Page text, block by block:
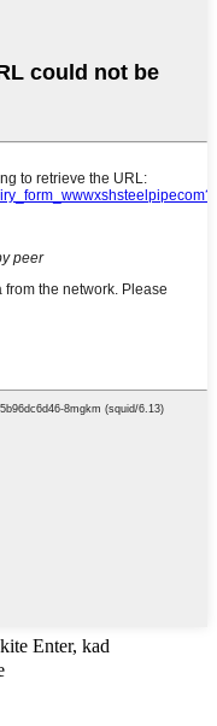
Enter, kad